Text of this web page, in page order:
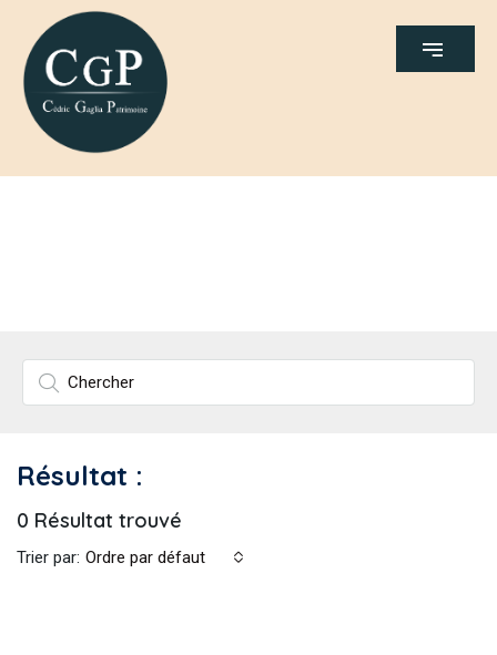
Résultat :
0 Résultat trouvé
Trier par: Ordre par défaut